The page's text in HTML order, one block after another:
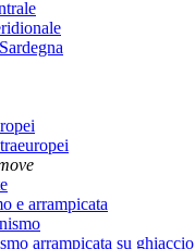
e arrampicata
arrampicata su ghiaccio